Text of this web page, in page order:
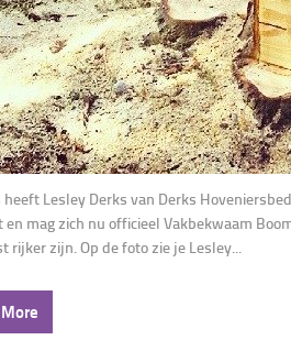
heeft Lesley Derks van Derks
en mag zich nu officieel Vakbekwaam
rijker zijn. Op de foto zie je Lesley...